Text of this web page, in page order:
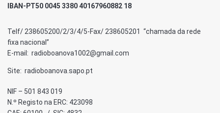
IBAN-PT50 0045 3380 40167960882 18
Telf/ 238605200/2/3/4/5-Fax/ 238605201 “chamada da rede
fixa nacional”
E-mail: radioboanova1002@gmail.com
Site: radioboanova.sapo.pt
NIF – 501 843 019
N.º Registo na ERC: 423098